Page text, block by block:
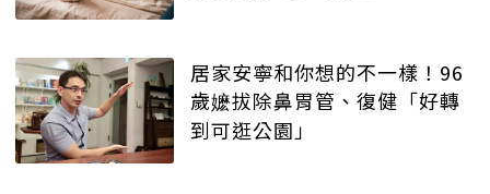
居家安寧和你想的不一樣！96
歲嬷拔除鼻胃管、復健「好轉
到可逛公園」